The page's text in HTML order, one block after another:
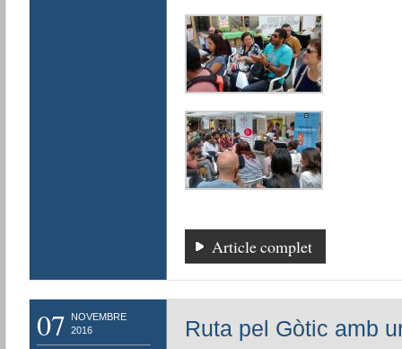
Article complet
07
NOVEMBRE
2016
Ruta pel Gòtic amb